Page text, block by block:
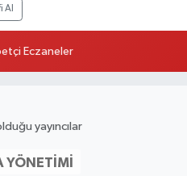
Al
Eczaneler
yayıncılar
YÖNETIMI